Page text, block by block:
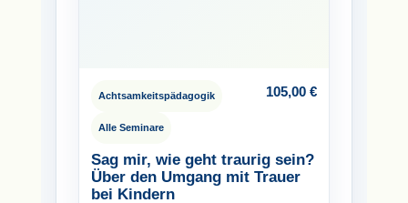
Achtsamkeitspädagogik
Alle Seminare
105,00€
Sag mir, wie geht traurig sein?
Über den Umgang mit Trauer
bei Kindern